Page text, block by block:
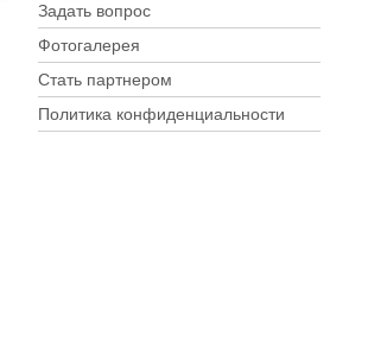
Задать вопрос
Фотогалерея
Стать партнером
Политика конфиденциальности